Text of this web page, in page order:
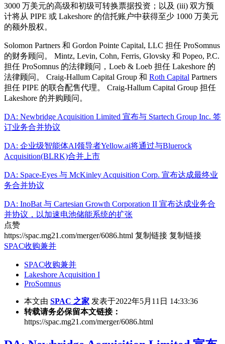
3000 万美元的高级和初级可转换票据投资；以及 (iii) 双方预
计将从 PIPE 或 Lakeshore 的信托账户中获得至少 1000 万美元
的额外股权。
Solomon Partners 和 Gordon Pointe Capital, LLC 担任 ProSomnus
的财务顾问。 Mintz, Levin, Cohn, Ferris, Glovsky 和 Popeo, P.C.
担任 ProSomnus 的法律顾问，Loeb & Loeb 担任 Lakeshore 的
法律顾问。 Craig-Hallum Capital Group 和 Roth Capital Partners
担任 PIPE 的联合配售代理。 Craig-Hallum Capital Group 担任
Lakeshore 的并购顾问。
DA: Newbridge Acquisition Limited 宣布与 Startech Group Inc. 签
订业务合并协议
DA: 企业级智能体AI领导者Yellow.ai将通过与Bluerock
Acquisition(BLRK)合并上市
DA: Space-Eyes 与 McKinley Acquisition Corp. 宣布达成最终业
务合并协议
DA: InoBat 与 Cartesian Growth Corporation II 宣布达成业务合
并协议，以加速电池储能系统的扩张
点赞
https://spac.mg21.com/merger/6086.html 复制链接 复制链接
SPAC收购兼并
SPAC收购兼并
Lakeshore Acquisition I
ProSomnus
本文由 SPAC 之家 发表于2022年5月11日 14:33:36
转载请务必保留本文链接：
https://spac.mg21.com/merger/6086.html